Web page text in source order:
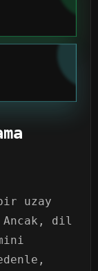
uzay
Ancak, dil